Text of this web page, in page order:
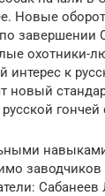
Новые
завершении
охотники-
к
новый
гончей
заводчиков